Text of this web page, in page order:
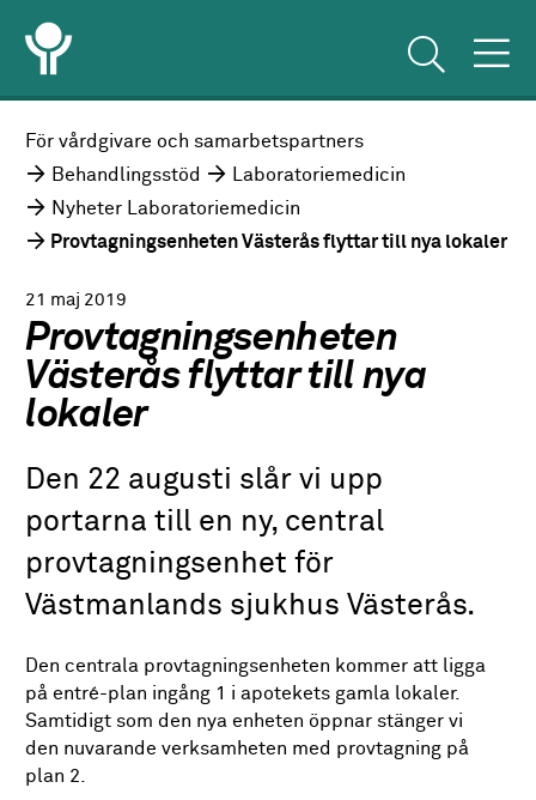
För vårdgivare och samarbetspartners
Behandlingsstöd
Laboratoriemedicin
Nyheter Laboratoriemedicin
Provtagningsenheten Västerås flyttar till nya lokaler
21 maj 2019
Provtagningsenheten
Västerås flyttar till nya
lokaler
Den 22 augusti slår vi upp
portarna till en ny, central
provtagningsenhet för
Västmanlands sjukhus Västerås.
Den centrala provtagningsenheten kommer att ligga
på entré-plan ingång 1 i apotekets gamla lokaler.
Samtidigt som den nya enheten öppnar stänger vi
den nuvarande verksamheten med provtagning på
plan 2.